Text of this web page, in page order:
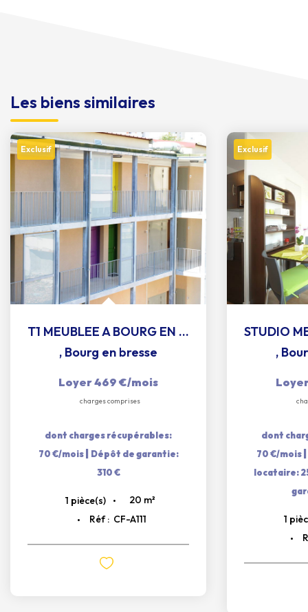
Les biens similaires
Exclusif
T1 MEUBLEE A BOURG EN BRESSE
, Bourg en bresse
Loyer 469 €/mois
charges comprises
dont charges récupérables:
70 €/mois| Dépôt de garantie:
310 €
1 pièce(s) 20 m²
Réf : CF-A111
Exclusif
,
dont
70 €/mois|
locataire:
1